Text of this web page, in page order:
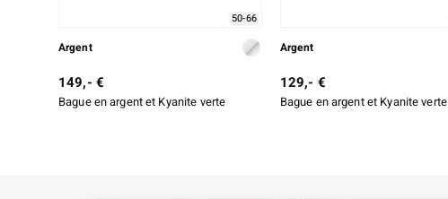
50-66
Argent
149,- €
Bague en argent et Kyanite verte
Argent
129,- €
Bague en argent et Kyanite verte